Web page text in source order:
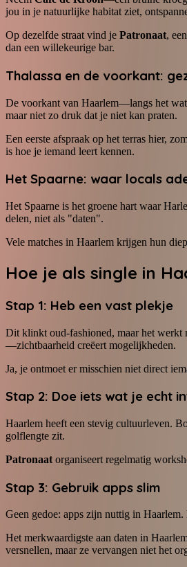
jou in je natuurlijke habitat ziet,
Op dezelfde straat vind je Patronaat,
dan een willekeurige bar.
Thalassa en de voorkant:
De voorkant van Haarlem—langs het
maar niet zo druk dat je niet kan praten.
Een eerste afspraak op het terras hier,
is hoe je iemand leert kennen.
Het Spaarne: waar locals
Het Spaarne is het groene hart waar
delen, niet als "daten".
Vele matches in Haarlem krijgen hun
Hoe je als single in
Stap 1: Heb een vast plekje
Dit klinkt oud-fashioned, maar het werkt
—zichtbaarheid creëert mogelijkheden.
Ja, je ontmoet er misschien niet direct
Stap 2: Doe iets wat je echt
Haarlem heeft een stevig cultuurleven.
golflengte zit.
Patronaat organiseert regelmatig
Stap 3: Gebruik apps slim
Geen gedoe: apps zijn nuttig in
Het merkwaardigste aan daten in
versnellen, maar ze vervangen niet het